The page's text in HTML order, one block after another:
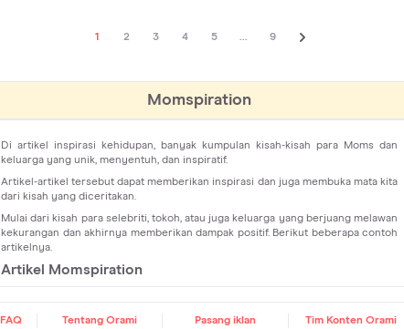
1 2 3 4 5 ... 9
Momspiration
Di artikel inspirasi kehidupan, banyak kumpulan kisah-kisah para Moms dan
keluarga yang unik, menyentuh, dan inspiratif.
Artikel-artikel tersebut dapat memberikan inspirasi dan juga membuka mata kita
dari kisah yang diceritakan.
Mulai dari kisah para selebriti, tokoh, atau juga keluarga yang berjuang melawan
kekurangan dan akhirnya memberikan dampak positif. Berikut beberapa contoh
artikelnya.
Artikel Momspiration
hebat yang berjuang untuk keluarga dan dirinya sendiri. Seperti beberapa
Moms berikut ini!
FAQ Tentang Orami Pasang iklan Tim Konten Orami